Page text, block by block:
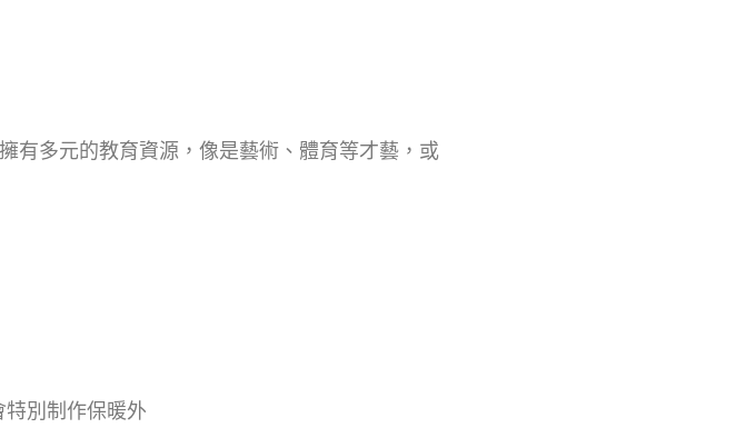
有多元的教育資源，像是藝術、體育等才藝，或
別制作保暖外